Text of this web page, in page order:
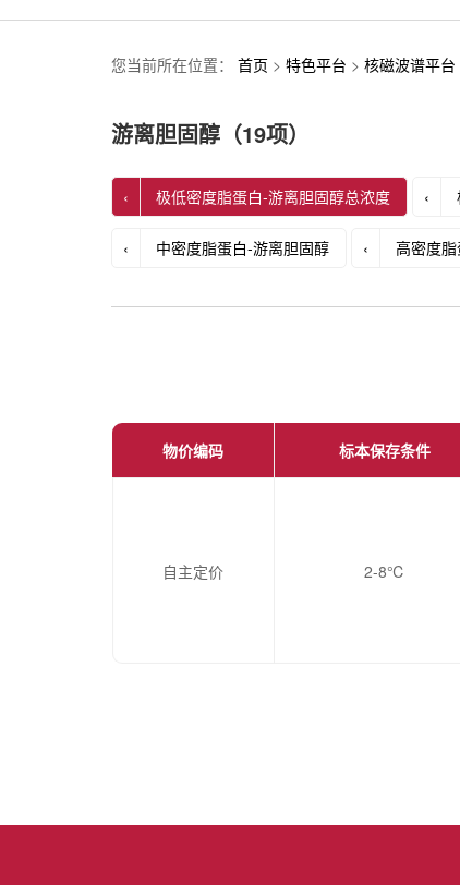
您当前所在位置： 首页 > 特色平台 > 核磁波谱平台
游离胆固醇（19项）
‹ 极低密度脂蛋白-游离胆固醇总浓度 ‹
‹ 中密度脂蛋白-游离胆固醇 ‹ 高密度
物价编码 标本保存条件
自主定价 2-8℃